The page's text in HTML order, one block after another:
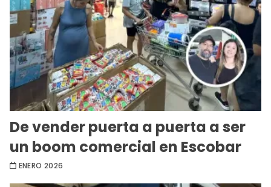
De vender puerta a puerta a ser
un boom comercial en Escobar
ENERO 2026